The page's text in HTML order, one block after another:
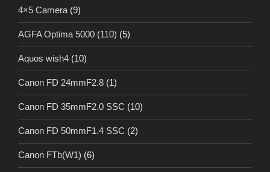
4×5 Camera (9)
AGFA Optima 5000 (110) (5)
Aquos wish4 (10)
Canon FD 24mmF2.8 (1)
Canon FD 35mmF2.0 SSC (10)
Canon FD 50mmF1.4 SSC (2)
Canon FTb(W1) (6)